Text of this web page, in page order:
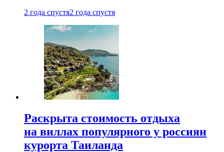
2 года спустя2 года спустя
Раскрыта стоимость отдыха
на виллах популярного у россиян
курорта Таиланда